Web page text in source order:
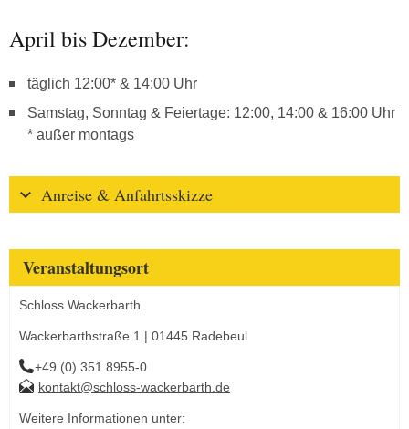
April bis Dezember:
täglich 12:00* & 14:00 Uhr
Samstag, Sonntag & Feiertage: 12:00, 14:00 & 16:00 Uhr
* außer montags
Anreise & Anfahrtsskizze
Veranstaltungsort
Schloss Wackerbarth
Wackerbarthstraße 1 | 01445 Radebeul
+49 (0) 351 8955-0
kontakt@schloss-wackerbarth.de
Weitere Informationen unter: